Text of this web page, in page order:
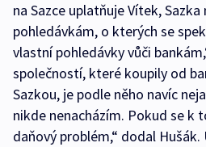
na Sazce uplatňuje Vítek, Sazka
pohledávkám, o kterých se
vlastní pohledávky vůči
společností, které koupily od
Sazkou, je podle něho navíc
nikde nenacházím. Pokud se k
daňový problém,“ dodal